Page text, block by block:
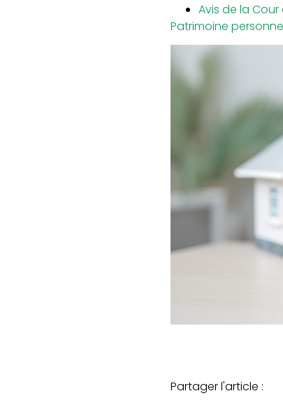
Avis de la
Patrimoine
Partager l'article :